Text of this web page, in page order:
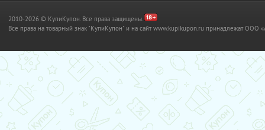
2010-2026 © КупиКупон. Все права защищены.
Все права на товарный знак "КупиКупон" и на сайт www.kupikupon.ru принадлежат